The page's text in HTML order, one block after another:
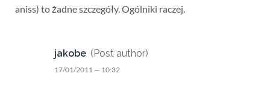
aniss) to żadne szczegóły. Ogólniki raczej.
jakobe (Post author)
17/01/2011 — 10:32